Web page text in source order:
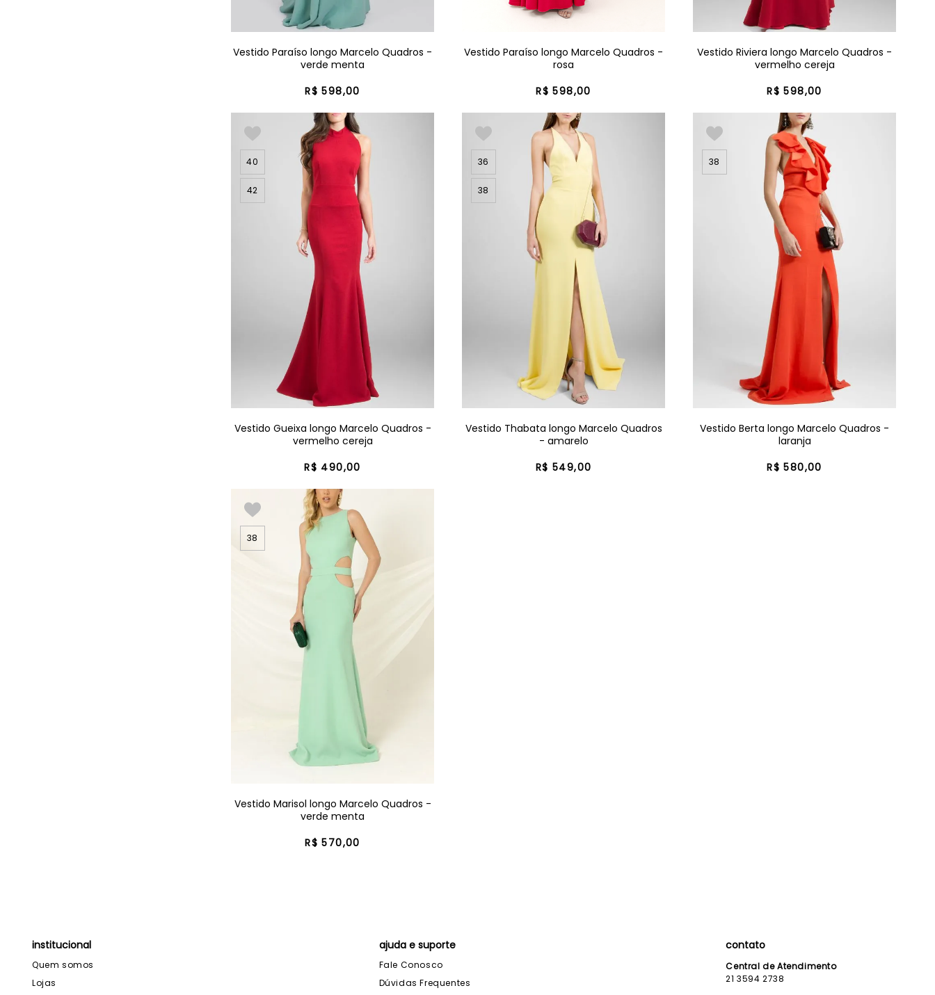
Vestido Paraíso longo Marcelo Quadros -
verde menta
R$ 598,00
Vestido Paraíso longo Marcelo Quadros -
rosa
R$ 598,00
Vestido Riviera longo Marcelo Quadros -
vermelho cereja
R$ 598,00
40
42
Vestido Gueixa longo Marcelo Quadros -
vermelho cereja
R$ 490,00
36
38
Vestido Thabata longo Marcelo Quadros
- amarelo
R$ 549,00
38
Vestido Berta longo Marcelo Quadros -
laranja
R$ 580,00
38
Vestido Marisol longo Marcelo Quadros -
verde menta
R$ 570,00
institucional
Quem somos
Lojas
ajuda e suporte
Fale Conosco
Dúvidas Frequentes
contato
Central de Atendimento
21 3594 2738